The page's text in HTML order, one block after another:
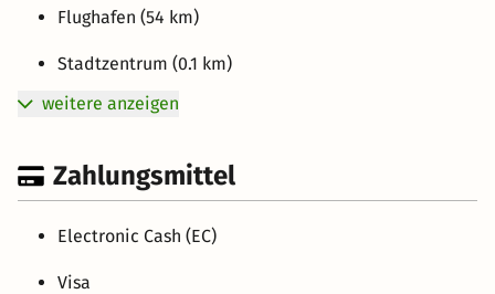
Flughafen (54 km)
Stadtzentrum (0.1 km)
weitere anzeigen
Zahlungsmittel
Electronic Cash (EC)
Visa